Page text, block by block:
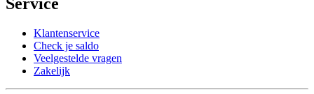
Klantenservice
Check je saldo
Veelgestelde vragen
Zakelijk